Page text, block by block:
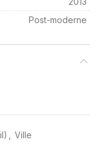
Post-moderne
Ville